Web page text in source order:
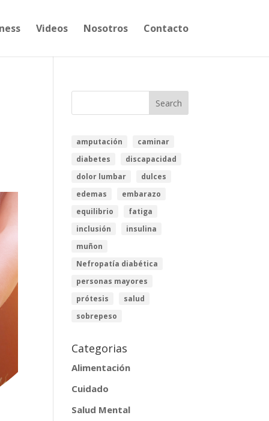
Videos Nosotros Contacto
amputación
caminar
diabetes
discapacidad
dolor lumbar
dulces
edemas
embarazo
equilibrio
fatiga
inclusión
insulina
muñon
Nefropatía diabética
personas mayores
prótesis
salud
sobrepeso
Categorias
Alimentación
Cuidado
Salud Mental